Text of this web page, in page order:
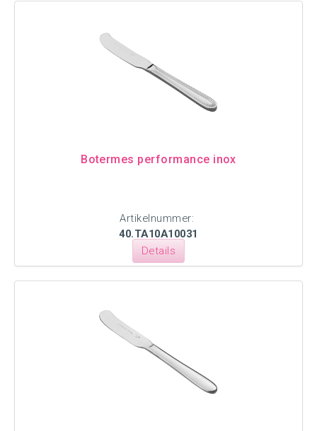
Botermes performance inox
Artikelnummer:
40.TA10A10031
Details